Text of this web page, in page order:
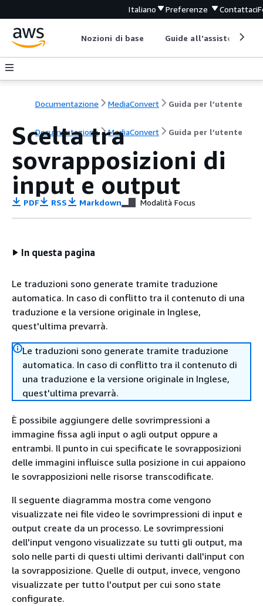
Italiano Preferenze Contattaci
Nozioni di base Guide all'assistenza
Documentazione MediaConvert Guida per l’utente
Documentazione MediaConvert Guida per l’utente
Scelta tra
sovrapposizioni di
input e output
PDF RSS Markdown Modalità Focus
In questa pagina
Le traduzioni sono generate tramite traduzione
automatica. In caso di conflitto tra il contenuto di una
traduzione e la versione originale in Inglese,
quest'ultima prevarrà.
Le traduzioni sono generate tramite traduzione
automatica. In caso di conflitto tra il contenuto di
una traduzione e la versione originale in Inglese,
quest'ultima prevarrà.
È possibile aggiungere delle sovrimpressioni a
immagine fissa agli input o agli output oppure a
entrambi. Il punto in cui specificate le sovrapposizioni
delle immagini influisce sulla posizione in cui appaiono
le sovrapposizioni nelle risorse transcodificate.
Il seguente diagramma mostra come vengono
visualizzate nei file video le sovrimpressioni di input e
output create da un processo. Le sovrimpressioni
dell'input vengono visualizzate su tutti gli output, ma
solo nelle parti di questi ultimi derivanti dall'input con
la sovrapposizione. Quelle di output, invece, vengono
visualizzate per tutto l'output per cui sono state
configurate.